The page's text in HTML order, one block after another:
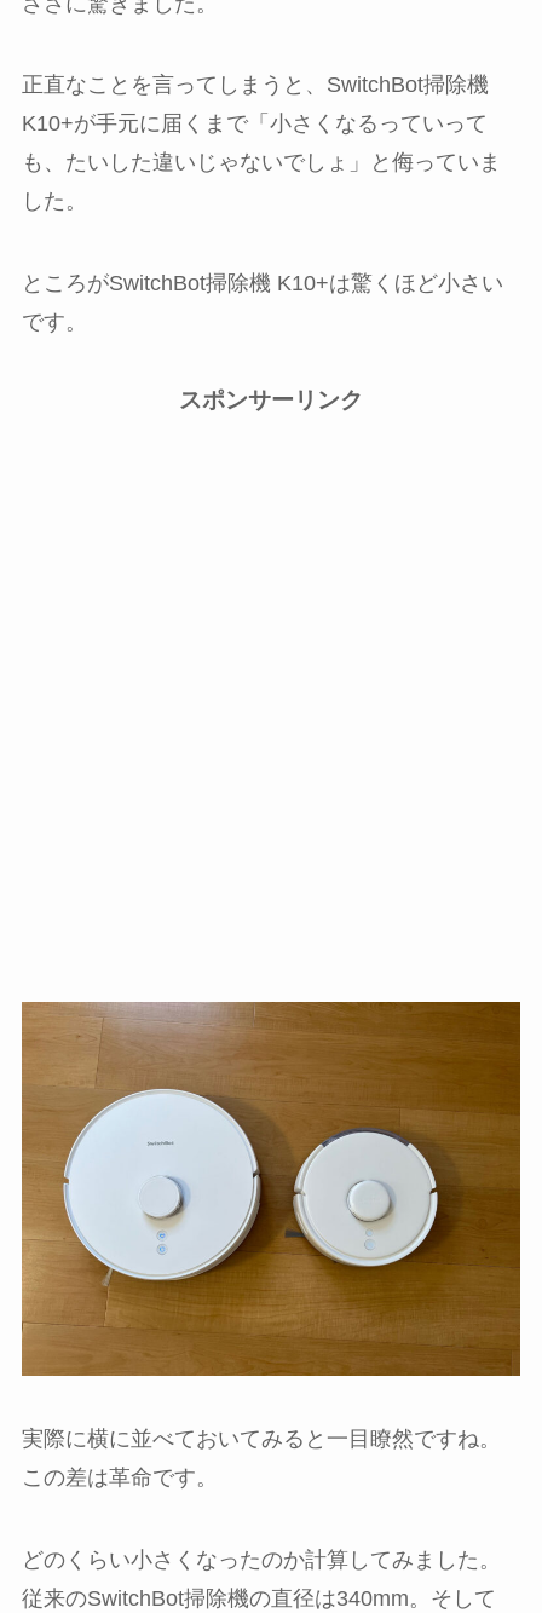
正直なことを言ってしまうと、SwitchBot掃除機
K10+が手元に届くまで「小さくなるっていって
も、たいした違いじゃないでしょ」と侮っていま
した。
ところがSwitchBot掃除機 K10+は驚くほど小さい
です。
スポンサーリンク
実際に横に並べておいてみると一目瞭然ですね。
この差は革命です。
どのくらい小さくなったのか計算してみました。
従来のSwitchBot掃除機の直径は340mm。そして